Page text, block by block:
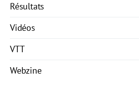
Résultats
Vidéos
VTT
Webzine